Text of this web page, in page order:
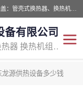
公司主营换热器.换热设备、供水设备，核心产品涵盖：管壳式换热器、换热机组、不锈钢组合式水箱、水处理设备等，提供非标设备集生产、销售、安装一体化服务，可满足全国酒店、学校、医院、商业综合体、工业项目等多场景换热与供水需求。
备有限公司
主营产品：换热器 板式换热器 换热机组 供水设备 水处理设备
龙源供热设备多少钱